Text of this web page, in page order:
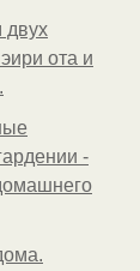
двух
ота и
-